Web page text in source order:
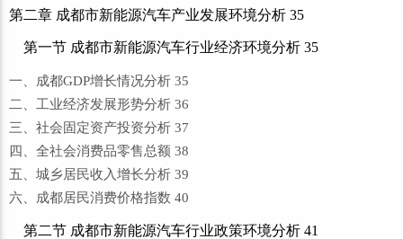
第二章 成都市新能源汽车产业发展环境分析 35
第一节 成都市新能源汽车行业经济环境分析 35
一、成都GDP增长情况分析 35
二、工业经济发展形势分析 36
三、社会固定资产投资分析 37
四、全社会消费品零售总额 38
五、城乡居民收入增长分析 39
六、成都居民消费价格指数 40
第二节 成都市新能源汽车行业政策环境分析 41